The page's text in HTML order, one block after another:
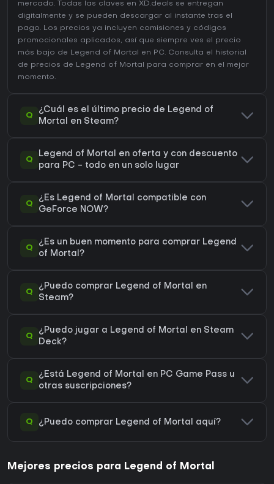
mercado. Todas las claves en XD.deals se entregan
digitalmente y se pueden descargar al instante tras el
pago. Los precios ya incluyen comisiones y códigos
promocionales aplicados, así que siempre ves el precio
más bajo de Legend of Mortal en PC. Consulta el
historial
de precios de Legend of Mortal
para comprar en el mejor
momento.
Q
¿Cuál es el último precio de Legend of
Mortal en Steam?
Q
Legend of Mortal en oferta y con descuento
para PC - todo en un solo lugar
Q
¿Es Legend of Mortal compatible con
GeForce NOW?
Q
¿Es un buen momento para comprar Legend
of Mortal?
Q
¿Puedo comprar Legend of Mortal en
Steam?
Q
¿Puedo jugar a Legend of Mortal en Steam
Deck?
Q
¿Está Legend of Mortal en PC Game Pass u
otras suscripciones?
Q ¿Puedo comprar Legend of Mortal aquí?
Mejores precios para Legend of Mortal